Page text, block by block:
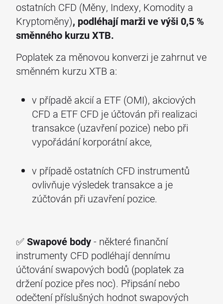
ostatních CFD (Měny, Indexy, Komodity a
Kryptoměny), podléhají marži ve výši 0,5 %
směnného kurzu XTB.
Poplatek za měnovou konverzi je zahrnut ve
směnném kurzu XTB a:
v případě akcií a ETF (OMI), akciových
CFD a ETF CFD je účtován při realizaci
transakce (uzavření pozice) nebo při
vypořádání korporátní akce,
v případě ostatních CFD instrumentů
ovlivňuje výsledek transakce a je
zúčtován při uzavření pozice.
✅Swapové body- některé finanční
instrumenty CFD podléhají dennímu
účtování swapových bodů (poplatek za
držení pozice přes noc). Připsání nebo
odečtení příslušných hodnot swapových